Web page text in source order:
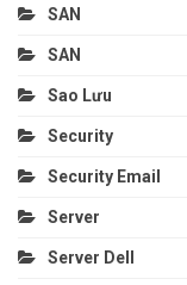
SAN
SAN
Sao Lưu
Security
Security Email
Server
Server Dell